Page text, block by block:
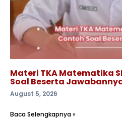
Materi TKA Matematika
Soal Beserta
August 5, 2026
Baca Selengkapnya »